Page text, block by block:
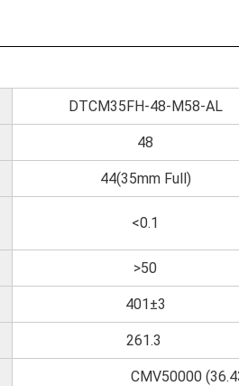
DTCM35FH-48-M58-AL
48
44(35mm Full)
<0.1
>50
401±3
261.3
CMV50000